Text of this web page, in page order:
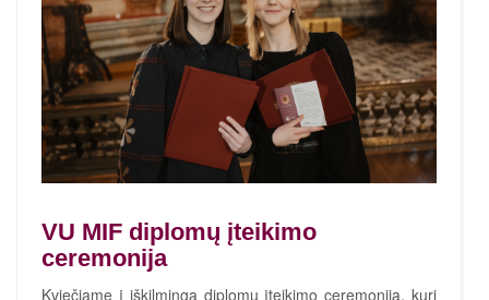
VU MIF diplomų įteikimo
ceremonija
Kviečiame į iškilmingą diplomų įteikimo ceremoniją, kuri